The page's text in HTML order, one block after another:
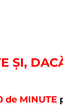
ȘI,
de MINUTE